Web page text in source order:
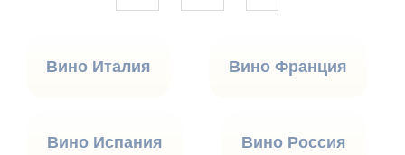
Вино Италия Вино Франция
Вино Испания Вино Россия